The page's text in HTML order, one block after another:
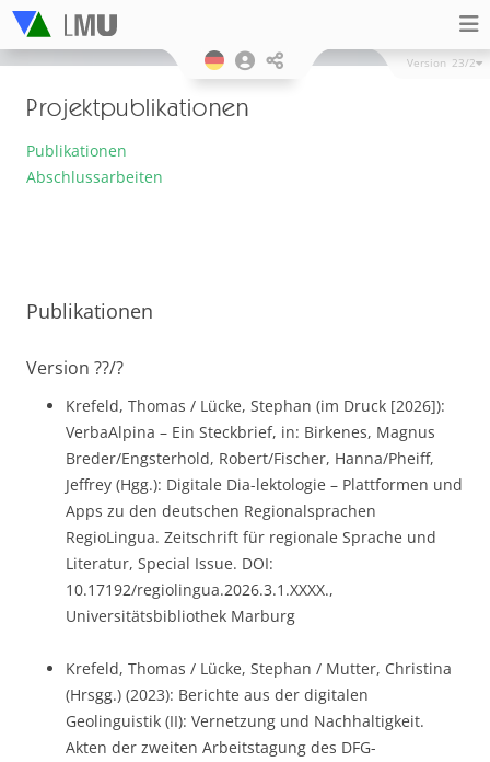
Version 23/2
Projektpublikationen
Publikationen
Abschlussarbeiten
Publikationen
Version ??/?
Krefeld, Thomas / Lücke, Stephan (im Druck [2026]):
VerbaAlpina – Ein Steckbrief, in: Birkenes, Magnus
Breder/Engsterhold, Robert/Fischer, Hanna/Pheiff,
Jeffrey (Hgg.): Digitale Dia-lektologie – Plattformen und
Apps zu den deutschen Regionalsprachen
RegioLingua. Zeitschrift für regionale Sprache und
Literatur, Special Issue. DOI:
10.17192/regiolingua.2026.3.1.XXXX.,
Universitätsbibliothek Marburg
Krefeld, Thomas / Lücke, Stephan / Mutter, Christina
(Hrsgg.) (2023): Berichte aus der digitalen
Geolinguistik (II): Vernetzung und Nachhaltigkeit.
Akten der zweiten Arbeitstagung des DFG-